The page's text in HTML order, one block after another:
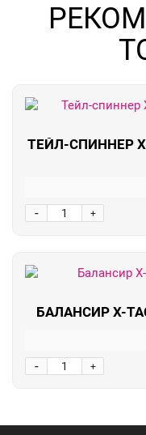
ТЕЙЛ-СПИННЕР X-
+
-
БАЛАНСИР X-
+
-